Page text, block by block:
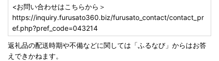
提出期限は、寄附をした翌年の１月10日まで
受付が完了しましたら、メールにてご連絡いたします。受付
書の送付は行っておりません。
また年末は多くの申請書が送付されるため、確認にお時間を
いただきます。あらかじめご了承ください。
<お問い合わせはこちらから＞
https://inquiry.furusato360.biz/furusato_contact/contact_pr
ef.php?pref_code=043214
返礼品の配送時期や不備などに関しては「ふるなび」からはお答
えできかねます。